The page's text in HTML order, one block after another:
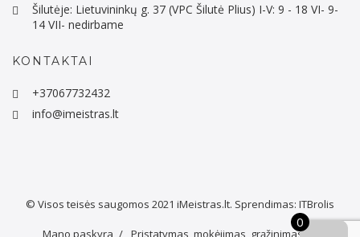
Šilutėje: Lietuvininkų g. 37 (VPC Šilutė Plius) I-V: 9 - 18 VI- 9-
14 VII- nedirbame
KONTAKTAI
+37067732432
info@imeistras.lt
© Visos teisės saugomos 2021 iMeistras.lt. Sprendimas: ITBrolis
Mano paskyra Pristatymas, mokėjimas, grąžinimas
0